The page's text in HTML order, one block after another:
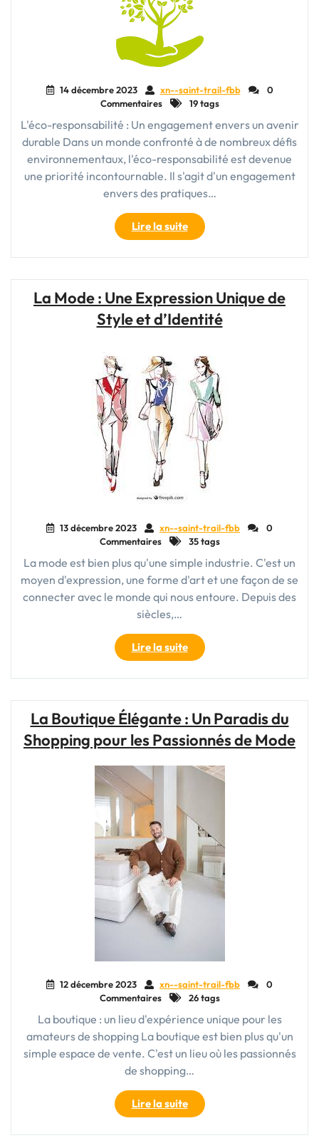
14 décembre 2023 xn--saint-trail-fbb
0
Commentaires
19 tags
L'éco-responsabilité : Un engagement envers un avenir
durable Dans un monde confronté à de nombreux défis
environnementaux, l'éco-responsabilité est devenue
une priorité incontournable. Il s'agit d'un engagement
envers des pratiques…
Lire la suite"Agir
pour
un
Responsable
:
la
Durabilité"
La Mode : Une Expression Unique de
Style et d’Identité
13 décembre 2023 xn--saint-trail-fbb
0
Commentaires
35 tags
La mode est bien plus qu'une simple industrie. C'est un
moyen d'expression, une forme d'art et une façon de se
connecter avec le monde qui nous entoure. Depuis des
siècles,…
Lire la suite"La
Mode
:
Unique
de
et
La Boutique Élégante : Un Paradis du
Shopping pour les Passionnés de Mode
12 décembre 2023 xn--saint-trail-fbb
0
Commentaires
26 tags
La boutique : un lieu d'expérience unique pour les
amateurs de shopping La boutique est bien plus qu'un
simple espace de vente. C'est un lieu où les passionnés
de shopping…
Lire la suite"La
Boutique
Élégante